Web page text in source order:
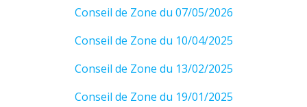
Conseil de Zone du 07/05/2026
Conseil de Zone du 10/04/2025
Conseil de Zone du 13/02/2025
Conseil de Zone du 19/01/2025